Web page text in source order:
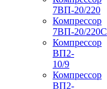
7ВП-20/220
Компрессор
7ВП-20/220С
Компрессор
ВП2-
10/9
Компрессор
ВП2-